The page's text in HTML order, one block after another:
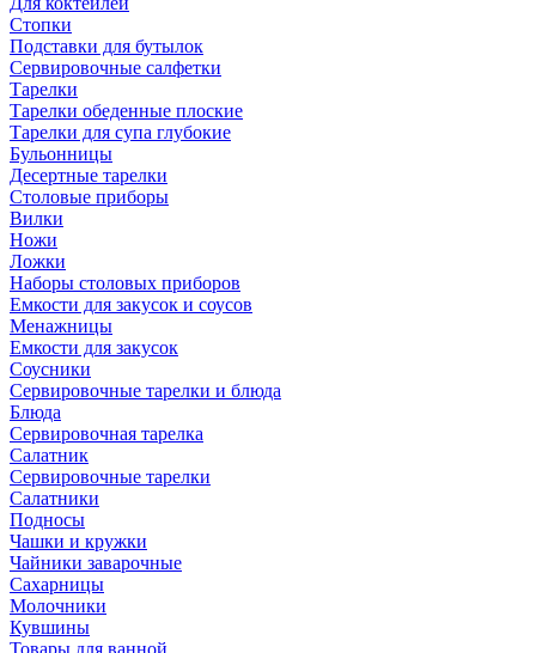
Стопки
Подставки для бутылок
Сервировочные салфетки
Тарелки
Тарелки обеденные плоские
Тарелки для супа глубокие
Бульонницы
Десертные тарелки
Столовые приборы
Вилки
Ножи
Ложки
Наборы столовых приборов
Емкости для закусок и соусов
Менажницы
Емкости для закусок
Соусники
Сервировочные тарелки и блюда
Блюда
Сервировочная тарелка
Салатник
Сервировочные тарелки
Салатники
Подносы
Чашки и кружки
Чайники заварочные
Сахарницы
Молочники
Кувшины
Товары для ванной